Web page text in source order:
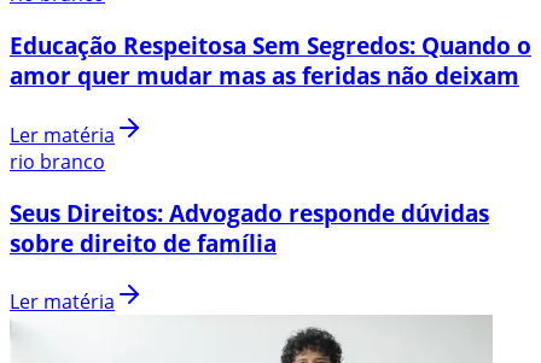
Educação Respeitosa Sem Segredos: Quando o
amor quer mudar mas as feridas não deixam
Ler matéria
rio branco
Seus Direitos: Advogado responde dúvidas
sobre direito de família
Ler matéria